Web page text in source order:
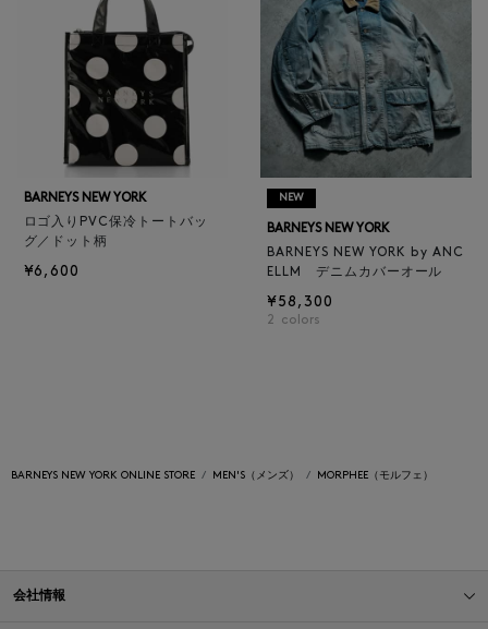
BARNEYS NEW YORK
ロゴ入りPVC保冷トートバッ
グ／ドット柄
¥6,600
NEW
BARNEYS NEW YORK
BARNEYS NEW YORK by ANC
ELLM デニムカバーオール
¥58,300
2 colors
BARNEYS NEW YORK ONLINE STORE MEN'S（メンズ） MORPHEE（モルフェ）
会社情報